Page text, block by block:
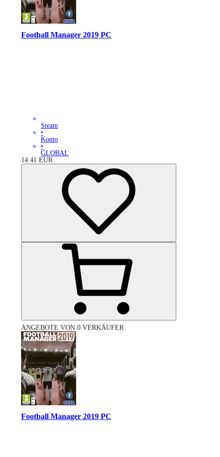
Football Manager 2019 PC
Steam
•
Konto
•
GLOBAL
14.41 EUR
ANGEBOTE VON 0 VERKÄUFER
Football Manager 2019 PC